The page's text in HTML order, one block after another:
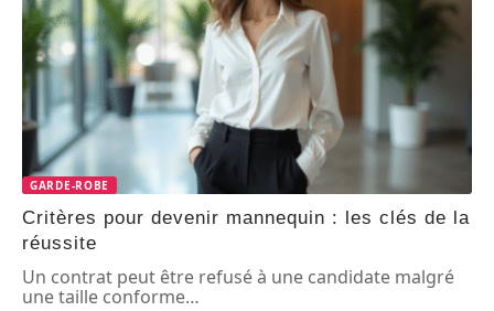
GARDE-ROBE
Critères pour devenir mannequin : les clés de la
réussite
Un contrat peut être refusé à une candidate malgré
une taille conforme…